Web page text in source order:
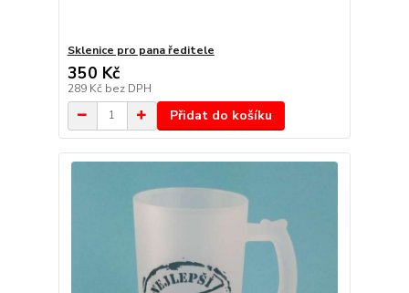
Sklenice pro pana ředitele
350 Kč
289 Kč bez DPH
Přidat do košíku